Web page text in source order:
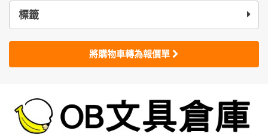
標籤
將購物車轉為報價單